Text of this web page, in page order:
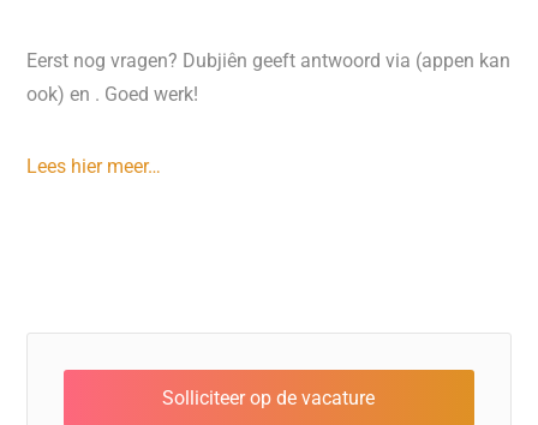
Eerst nog vragen? Dubjiên geeft antwoord via (appen kan
ook) en . Goed werk!
Lees hier meer…